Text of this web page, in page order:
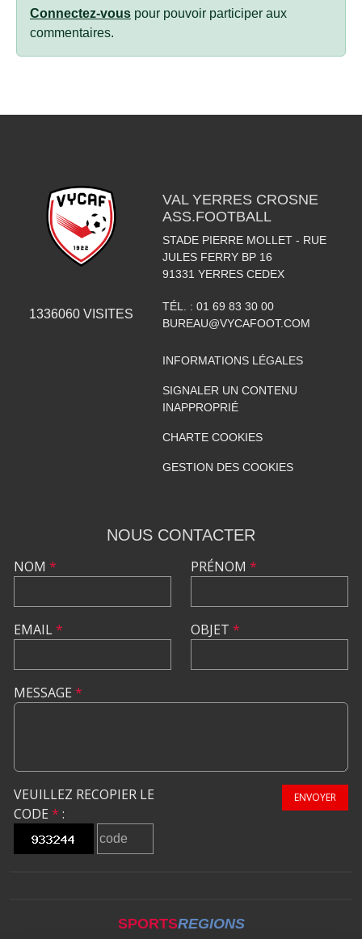
Connectez-vous pour pouvoir participer aux
commentaires.
1336060VISITES
VAL YERRES CROSNE
ASS.FOOTBALL
STADE PIERRE MOLLET - RUE
JULES FERRY BP 16
91331 YERRES CEDEX
TÉL. : 01 69 83 30 00
BUREAU@VYCAFOOT.COM
INFORMATIONS LÉGALES
SIGNALER UN CONTENU
INAPPROPRIÉ
CHARTE COOKIES
GESTION DES COOKIES
NOUS CONTACTER
NOM *
EMAIL*
PRÉNOM *
OBJET *
MESSAGE *
VEUILLEZ RECOPIER LE
CODE * :
ENVOYER
SPORTSREGIONS